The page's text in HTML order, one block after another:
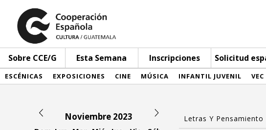
Sobre CCE/G Esta Semana Inscripciones Solicitud
ESCÉNICAS EXPOSICIONES CINE MÚSICA INFANTIL JUVENIL VEC
Noviembre 2023